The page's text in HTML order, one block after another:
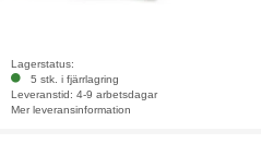
Lagerstatus:
5 stk. i fjärrlagring
Leveranstid: 4-9 arbetsdagar
Mer leveransinformation